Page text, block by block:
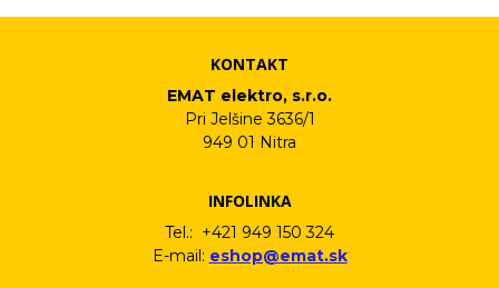
KONTAKT
EMAT elektro, s.r.o.
Pri Jelšine 3636/1
949 01 Nitra
INFOLINKA
Tel.: +421 949 150 324
E-mail: eshop@emat.sk